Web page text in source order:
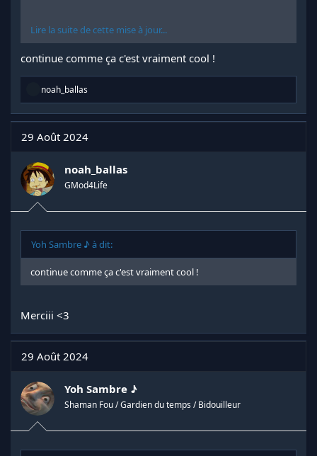
Lire la suite de cette mise à jour...
continue comme ça c'est vraiment cool !
R
a
c
t
n
s
:
noah_ballas
29 Août 2024
noah_ballas
GMod4Life
Yoh Sambre ♪ à dit:
continue comme ça c'est vraiment cool !
Merciii <3
29 Août 2024
Yoh Sambre ♪
Shaman Fou / Gardien du temps / Bidouilleur